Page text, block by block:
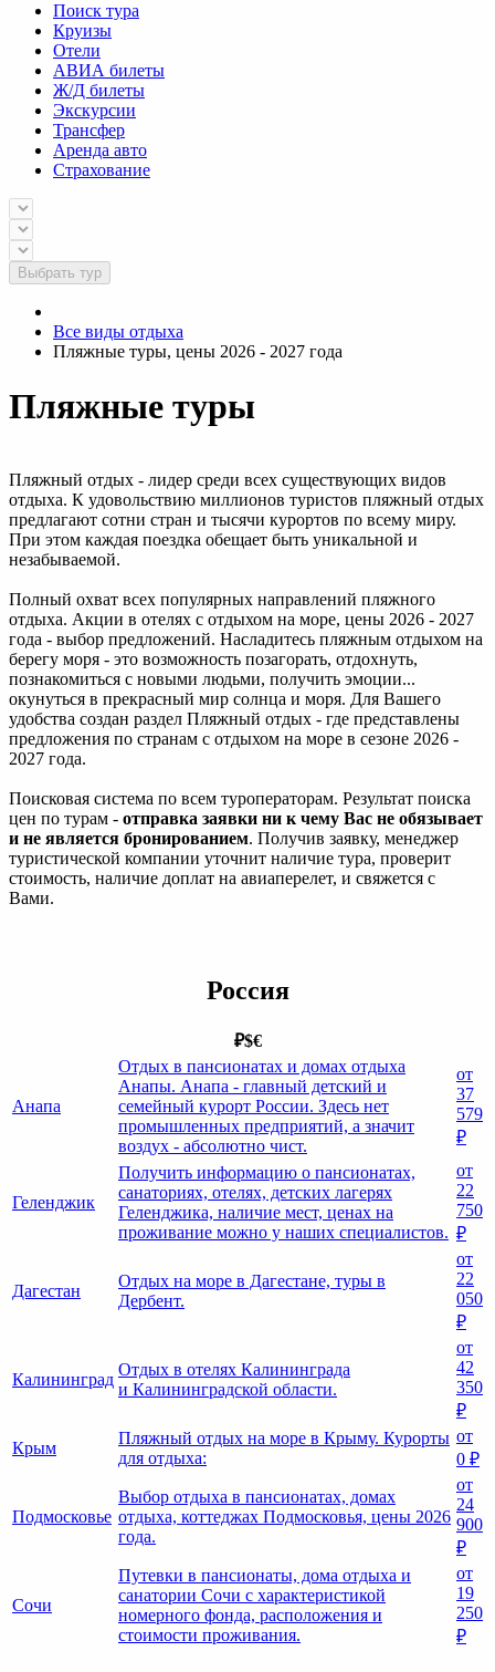
Поиск тура
Круизы
Отели
АВИА билеты
Ж/Д билеты
Экскурсии
Трансфер
Аренда авто
Страхование
Выбрать тур
Все виды отдыха
Пляжные туры, цены 2026 - 2027 года
Пляжные туры
Пляжный отдых - лидер среди всех существующих видов
отдыха. К удовольствию миллионов туристов пляжный отдых
предлагают сотни стран и тысячи курортов по всему миру.
При этом каждая поездка обещает быть уникальной и
незабываемой.
Полный охват всех популярных направлений пляжного
отдыха. Акции в отелях с отдыхом на море, цены 2026 - 2027
года - выбор предложений. Насладитесь пляжным отдыхом на
берегу моря - это возможность позагорать, отдохнуть,
познакомиться с новыми людьми, получить эмоции...
окунуться в прекрасный мир солнца и моря. Для Вашего
удобства создан раздел Пляжный отдых - где представлены
предложения по странам с отдыхом на море в сезоне 2026 -
2027 года.
Поисковая система по всем туроператорам. Результат поиска
цен по турам - отправка заявки ни к чему Вас не обязывает
и не является бронированием. Получив заявку, менеджер
туристической компании уточнит наличие тура, проверит
стоимость, наличие доплат на авиаперелет, и свяжется с
Вами.
Россия
₽$€
Анапа
Отдых в пансионатах и домах отдыха
Анапы. Анапа - главный детский и
семейный курорт России. Здесь нет
промышленных предприятий, а значит
воздух - абсолютно чист.
от
37
579
₽
Геленджик
Получить информацию о пансионатах,
санаториях, отелях, детских лагерях
Геленджика, наличие мест, ценах на
проживание можно у наших специалистов.
от
22
750
₽
Дагестан
Отдых на море в Дагестане, туры в
Дербент.
от
22
050
₽
Калининград
Отдых в отелях Калининграда
и Калининградской области.
от
42
350
₽
Крым
Пляжный отдых на море в Крыму. Курорты
для отдыха:
от
0 ₽
Подмосковье
Выбор отдыха в пансионатах, домах
отдыха, коттеджах Подмосковья, цены 2026
года.
от
24
900
₽
Сочи
Путевки в пансионаты, дома отдыха и
санатории Сочи с характеристикой
номерного фонда, расположения и
стоимости проживания.
от
19
250
₽